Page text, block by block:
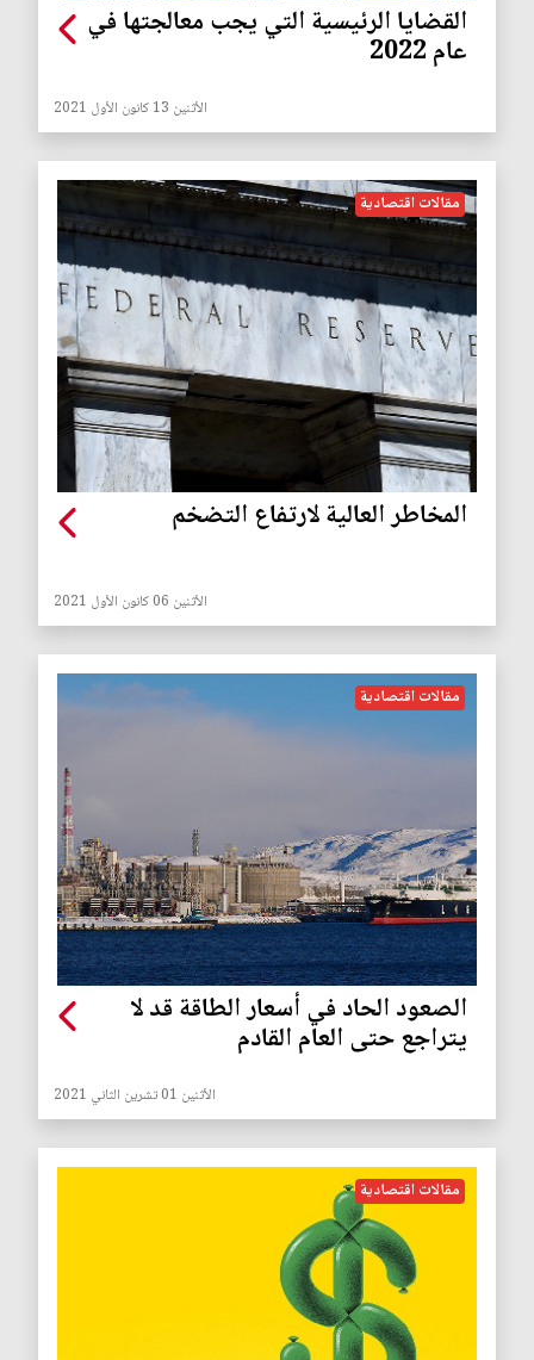
القضايا الرئيسية التي يجب معالجتها في
عام 2022
الأثنين 13 كانون الأول 2021
مقالات اقتصادية
المخاطر العالية لارتفاع التضخم
الأثنين 06 كانون الأول 2021
مقالات اقتصادية
الصعود الحاد في أسعار الطاقة قد لا
يتراجع حتى العام القادم
الأثنين 01 تشرين الثاني 2021
مقالات اقتصادية